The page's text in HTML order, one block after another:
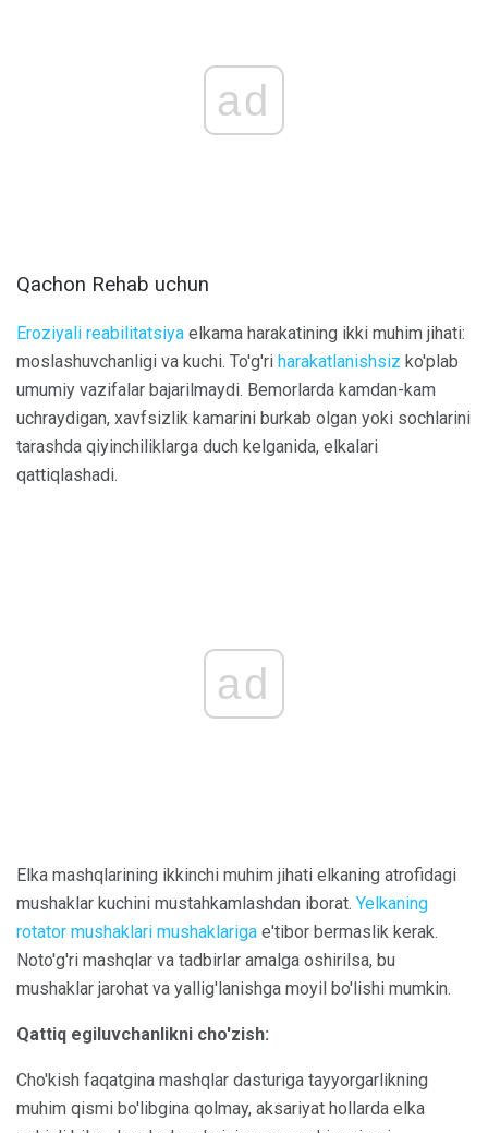
ad
Qachon Rehab uchun
Eroziyali reabilitatsiya elkama harakatining ikki muhim jihati:
moslashuvchanligi va kuchi. To'g'ri harakatlanishsiz ko'plab
umumiy vazifalar bajarilmaydi. Bemorlarda kamdan-kam
uchraydigan, xavfsizlik kamarini burkab olgan yoki sochlarini
tarashda qiyinchiliklarga duch kelganida, elkalari
qattiqlashadi.
ad
Elka mashqlarining ikkinchi muhim jihati elkaning atrofidagi
mushaklar kuchini mustahkamlashdan iborat. Yelkaning
rotator mushaklari mushaklariga e'tibor bermaslik kerak.
Noto'g'ri mashqlar va tadbirlar amalga oshirilsa, bu
mushaklar jarohat va yallig'lanishga moyil bo'lishi mumkin.
Qattiq egiluvchanlikni cho'zish:
Cho'kish faqatgina mashqlar dasturiga tayyorgarlikning
muhim qismi bo'libgina qolmay, aksariyat hollarda elka